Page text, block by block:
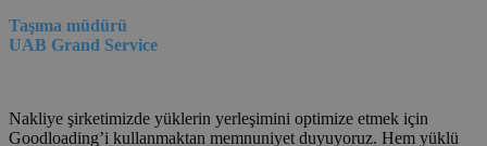
Taşıma müdürü
UAB Grand Service
Nakliye şirketimizde yüklerin yerleşimini optimize etmek için
Goodloading’i kullanmaktan memnuniyet duyuyoruz. Hem yüklü